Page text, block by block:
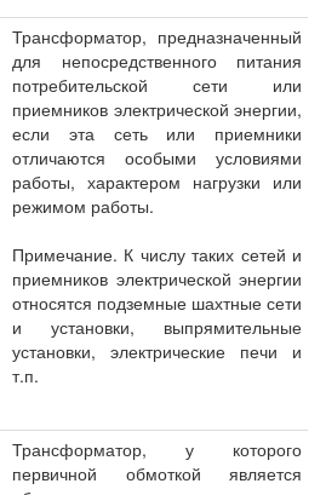
Трансформатор, предназначенный
для непосредственного питания
потребительской сети или
приемников электрической энергии,
если эта сеть или приемники
отличаются особыми условиями
работы, характером нагрузки или
режимом работы.
Примечание. К числу таких сетей и
приемников электрической энергии
относятся подземные шахтные сети
и установки, выпрямительные
установки, электрические печи и
т.п.
Трансформатор, у которого
первичной обмоткой является